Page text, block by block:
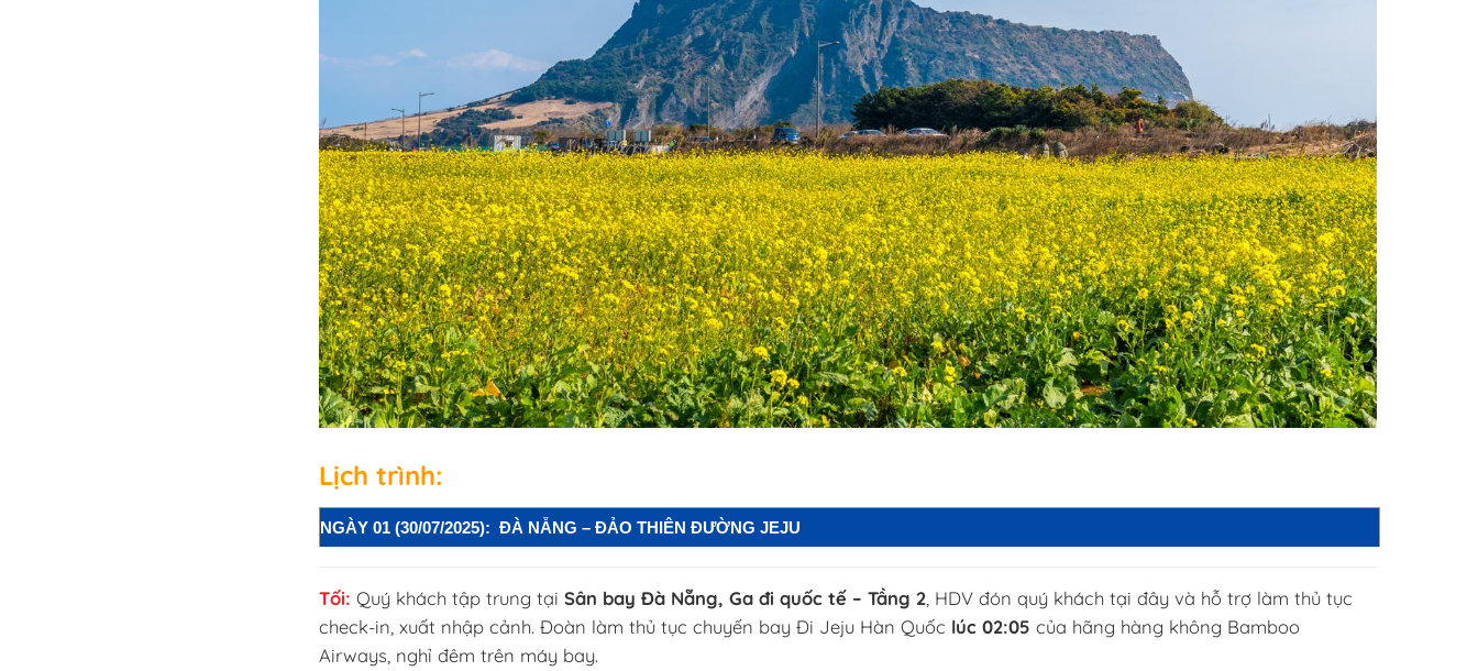
Lịch trình:
NGÀY 01 (30/07/2025): ĐÀ NẴNG – ĐẢO THIÊN ĐƯỜNG JEJU
Tối: Quý khách tập trung tạiSân bay Đà Nẵng, Ga đi quốc tế – Tầng 2 , HDV đón quý khách tại đây và hỗ trợ làm thủ tục
check-in, xuất nhập cảnh. Đoàn làm thủ tục chuyến bayĐi Jeju Hàn Quốc lúc 02:05 của hãng hàng không Bamboo
Airways, nghỉ đêm trên máy bay.